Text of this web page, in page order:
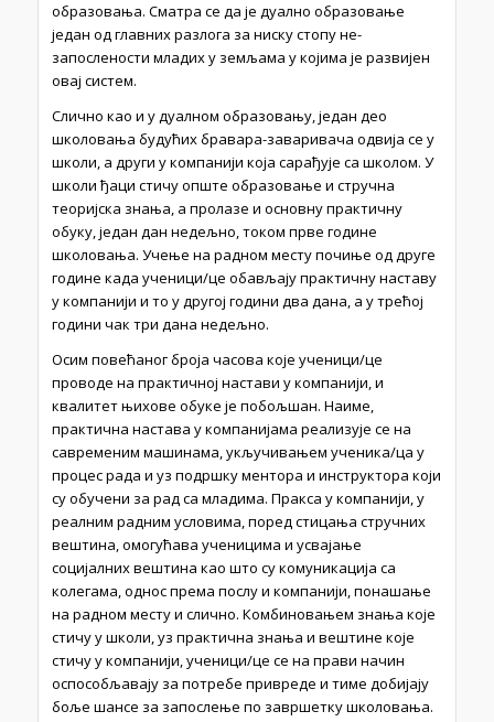
образовања. Сматра се да је дуално образовање
један од главних разлога за ниску стопу не­
запослености младих у земљама у којима је развијен
овај систем.
Слично као и у дуалном образовању, један део
школовања бу­дућих бравара-заваривача одвија се у
школи, а други у компанији која сарађује са школом. У
школи ђаци стичу опште образовање и стручна
теоријска знања, а пролазе и основну практичну
обуку, један дан недељно, током прве године
школовања. Учење на радном месту почиње од друге
године када ученици/це обављају практичну наставу
у компанији и то у другој години два дана, а у трећој
години чак три дана недељно.
Осим повећаног броја часова које ученици/це
проводе на практичној настави у компанији, и
квалитет њихове обуке је по­бољшан. Наиме,
практична настава у компанијама реализује се на
савременим машинама, укључивањем ученика/ца у
процес рада и уз подршку ментора и инструктора који
су обучени за рад са младима. Пракса у компанији, у
реалним радним условима, поред стицања стручних
вештина, омогућава ученицима и усва­јање
социјалних вештина као што су комуникација са
колегама, однос према послу и компанији, понашање
на радном месту и слично. Комбиновањем знања које
стичу у школи, уз практична знања и вештине које
стичу у компанији, ученици/це се на прави начин
оспособљавају за потребе привреде и тиме добијају
боље шансе за запослење по завршетку школовања.